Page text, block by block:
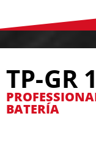
TP-GR
BATERÍA